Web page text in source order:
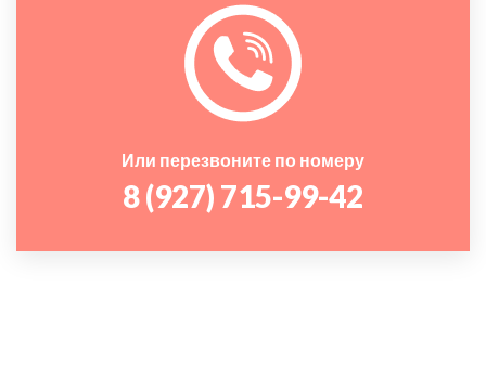
Или перезвоните по номеру
8 (927) 715-99-42